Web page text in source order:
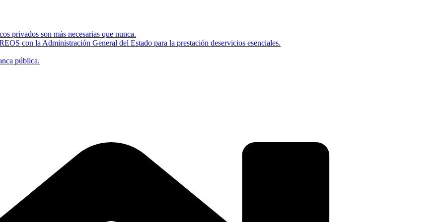
privados son más necesarias que nunca.
con la Administración General del Estado para la prestación deservicios esenciales.
pública.